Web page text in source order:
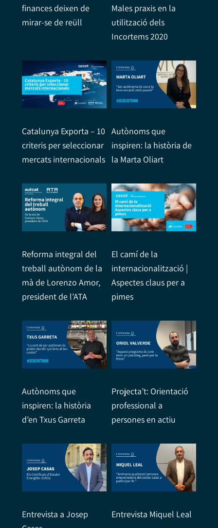
finances deixen de
mirar-se de reüll
Males praxis en la
utilització dels
Incortems 2020
Catalunya Exporta – 10
criteris per seleccionar
mercats internacionals
Autònoms que
inspiren: la història de
la Marta Oliart
Reforma integral del
treball autònom de la
mà de Lorenzo Amor,
president de l’ATA
El camí de la
internacionalització |
Aspectes claus per a
pimes
Autònoms que
inspiren: la història
d’en Txus Garreta
Projecta’t: Orientació
professional a
persones en actiu
Entrevista a Josep
Entrevista Miquel Leal